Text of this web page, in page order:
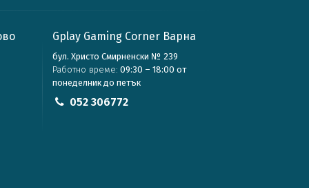
Gplay Gaming Corner Варна
бул. Христо Смирненски № 239
Работно време: 09:30 – 18:00 от
понеделник до петък
052 306772